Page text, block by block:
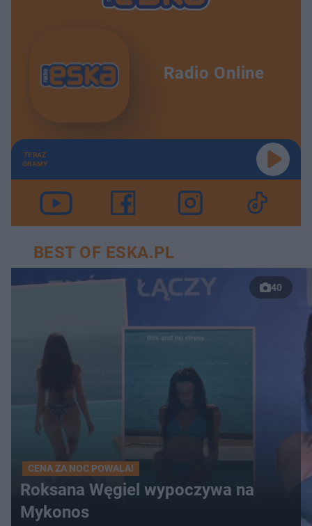
Radio Online
TERAZ
GRAMY
BEST OF ESKA.PL
40
CENA ZA NOC POWALA!
Roksana Węgiel wypoczywa na
Mykonos